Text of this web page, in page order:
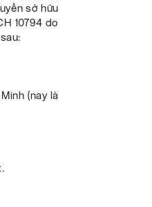
sở hữu
10794 do
(nay là